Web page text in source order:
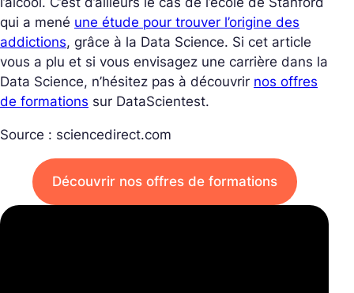
qui a mené une étude pour trouver l’origine des
addictions, grâce à la Data Science. Si cet article
vous a plu et si vous envisagez une carrière dans la
Data Science, n’hésitez pas à découvrir nos offres
de formations sur DataScientest.
Source : sciencedirect.com
Découvrir nos offres de formations